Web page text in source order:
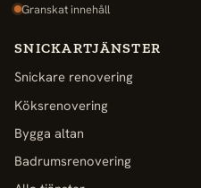
Granskat innehåll
SNICKARTJÄNSTER
Snickare renovering
Köksrenovering
Bygga altan
Badrumsrenovering